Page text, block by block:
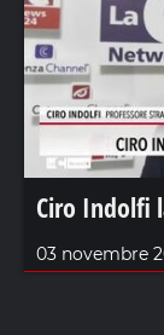
Ciro Indolfi
03 novembre